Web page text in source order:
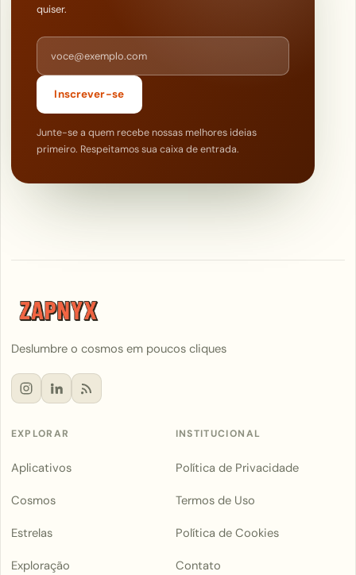
quiser.
Endereço de e-mail
Inscrever-se
Junte-se a quem recebe nossas melhores ideias
primeiro. Respeitamos sua caixa de entrada.
Deslumbre o cosmos em poucos cliques
EXPLORAR
Aplicativos
Cosmos
Estrelas
Exploração
INSTITUCIONAL
Política de Privacidade
Termos de Uso
Política de Cookies
Contato